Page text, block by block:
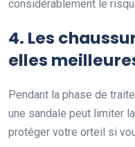
considérablement le
4. Les
elles
Pendant la phase de
une sandale peut limiter
protéger votre orteil si